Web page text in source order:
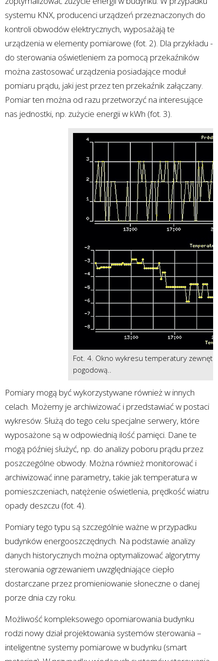
systemu KNX, producenci urządzeń przeznaczonych do
kontroli obwodów elektrycznych, wyposażają te
urządzenia w elementy pomiarowe (fot. 2). Dla przykładu -
do sterowania oświetleniem za pomocą przekaźników
można zastosować urządzenia posiadające moduł
pomiaru prądu, jaki jest przez ten przekaźnik załączany.
Pomiar ten można od razu przetworzyć na interesujące
nas jednostki, np. zużycie energii w kWh (fot. 3).
Fot. 4. Okno wykresu temperatury
pogodową..
Pomiary mogą być wykorzystywane również w innych
celach. Możemy je archiwizować i przedstawiać w postaci
wykresów. Służą do tego celu specjalne serwery, które
wyposażone są w odpowiednią ilość pamięci. Dane te
mogą później służyć, np. do analizy poboru prądu przez
poszczególne obwody. Można również monitorować i
archiwizować inne parametry, takie jak temperatura w
pomieszczeniach, natężenie oświetlenia, prędkość wiatru
opady deszczu (fot. 4).
Pomiary tego typu są szczególnie ważne w przypadku
budynków energooszczędnych. Na podstawie analizy
danych historycznych można optymalizować algorytmy
sterowania ogrzewaniem uwzględniające ciepło
dostarczane przez promieniowanie słoneczne o danej
porze dnia czy roku.
Możliwość kompleksowego opomiarowania budynku
rodzi nowy dział projektowania systemów sterowania –
inteligentne systemy pomiarowe w budynku (smart